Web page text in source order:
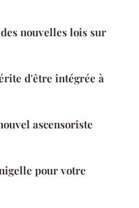
nouvelles lois sur
d'être intégrée à
ascensoriste
pour votre